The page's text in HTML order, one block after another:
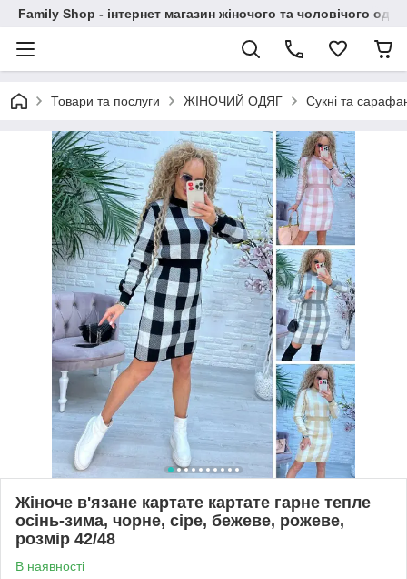
Family Shop - інтернет магазин жіночого та чоловічого
Товари та послуги ЖІНОЧИЙ ОДЯГ Сукні та
Жіноче в'язане картате картате гарне тепле
осінь-зима, чорне, сіре, бежеве, рожеве,
розмір 42/48
В наявності